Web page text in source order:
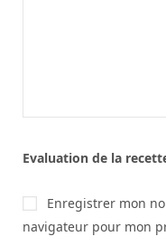
Evaluation de la
Enregistrer mon
navigateur pour mon